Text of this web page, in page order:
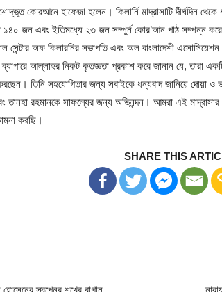
কোরআনে হাফেজা হলেন। কিলার্নি মাদ্রাসাটি দীর্ঘদিন
১৪০ জন এবং ইতিমধ্যে ২৩ জন সম্পুর্ন কোর’আন পাঠ সম্পন্ন
সেন্টার অফ কিলারনির সভাপতি এবং অল বাংলাদেশী
আল্লাহর নিকট কৃতজ্ঞতা প্রকাশ করে জানান যে, তারা একটি
করছেন। তিনি সহযোগিতার জন্য সবাইকে ধন্যবাদ জানিয়ে দোয়া
তানহা রহমানকে সাফল্যের জন্য অভিনন্দন। আমরা এই
করছি।
SHARE THIS